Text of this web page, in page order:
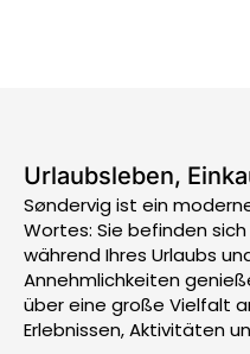
Urlaubsleben,
Søndervig ist ein
Wortes: Sie befinden
während Ihres Urlaubs
Annehmlichkeiten
über eine große Vielfalt
Erlebnissen, Aktivitäten